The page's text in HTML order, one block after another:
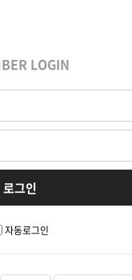
LOGIN
자동로그인